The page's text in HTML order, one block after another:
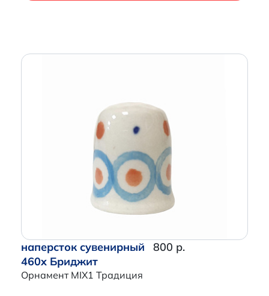
наперсток сувенирный
460x Бриджит
Орнамент MIX1 Традиция
800 р.